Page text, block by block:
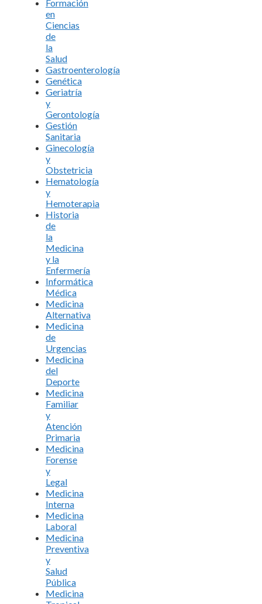
Formación
en
Ciencias
de
la
Salud
Gastroenterología
Genética
Geriatría
y
Gerontología
Gestión
Sanitaria
Ginecología
y
Obstetricia
Hematología
y
Hemoterapia
Historia
de
la
Medicina
y la
Enfermería
Informática
Médica
Medicina
Alternativa
Medicina
de
Urgencias
Medicina
del
Deporte
Medicina
Familiar
y
Atención
Primaria
Medicina
Forense
y
Legal
Medicina
Interna
Medicina
Laboral
Medicina
Preventiva
y
Salud
Pública
Medicina